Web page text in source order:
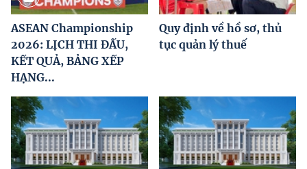
ASEAN Championship
2026: LỊCH THI ĐẤU,
KẾT QUẢ, BẢNG XẾP
HẠNG...
Quy định về hồ sơ, thủ
tục quản lý thuế